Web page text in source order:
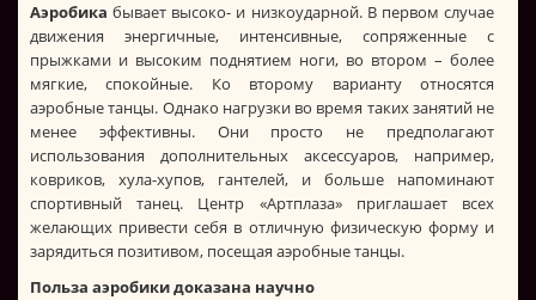
Аэробика бывает высоко- и низкоударной. В первом случае
движения энергичные, интенсивные, сопряженные с
прыжками и высоким поднятием ноги, во втором – более
мягкие, спокойные. Ко второму варианту относятся
аэробные танцы. Однако нагрузки во время таких занятий не
менее эффективны. Они просто не предполагают
использования дополнительных аксессуаров, например,
ковриков, хула-хупов, гантелей, и больше напоминают
спортивный танец. Центр «Артплаза» приглашает всех
желающих привести себя в отличную физическую форму и
зарядиться позитивом, посещая аэробные танцы.
Польза аэробики доказана научно